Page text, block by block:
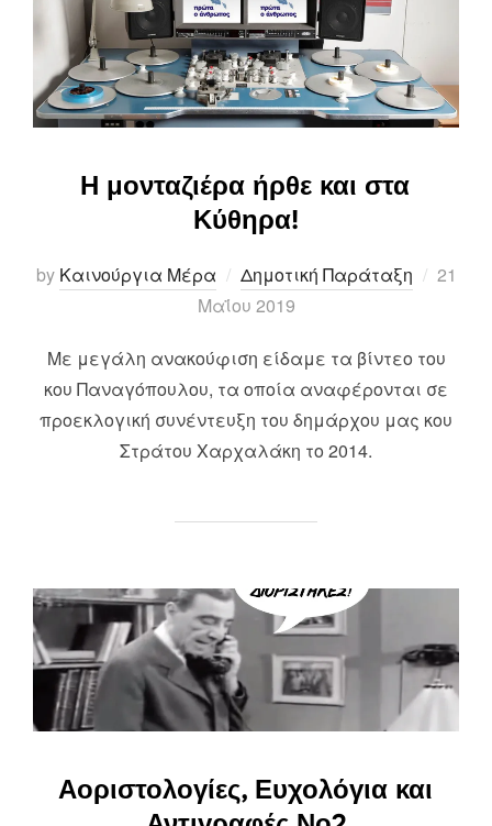
Η μονταζιέρα ήρθε και στα
Κύθηρα!
by Καινούργια Μέρα Δημοτική Παράταξη
Posted
21
Μαΐου 2019
Με μεγάλη ανακούφιση είδαμε τα βίντεο του
κου Παναγόπουλου, τα οποία αναφέρονται σε
προεκλογική συνέντευξη του δημάρχου μας κου
Στράτου Χαρχαλάκη το 2014.
Αοριστολογίες, Ευχολόγια και